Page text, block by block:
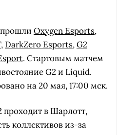
прошли Oxygen Esports,
, DarkZero Esports,G2
. Стартовым матчем
G2 и Liquid.
на 20 мая, 17:00 мск.
в Шарлотт,
коллективов из-за